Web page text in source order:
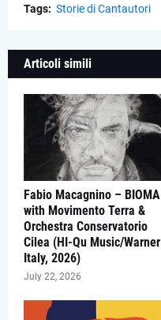
Tags: Storie di Cantautori
Articoli simili
Fabio Macagnino – BIOMA
with Movimento Terra &
Orchestra Conservatorio
Cilea (HI-Qu Music/Warner
Italy, 2026)
July 22, 2026